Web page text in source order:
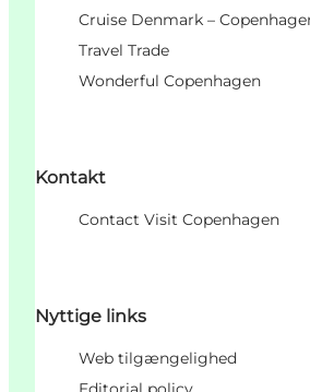
Cruise Denmark –
Travel Trade
Wonderful Copenhagen
Kontakt
Contact Visit Copenhagen
Nyttige links
Web tilgængelighed